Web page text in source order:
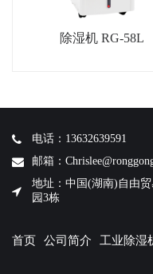
除湿机 RG-58L
电话：13632639591
邮箱：
地址：中国(湖南)自由
园3栋
首页 公司简介 工业除湿